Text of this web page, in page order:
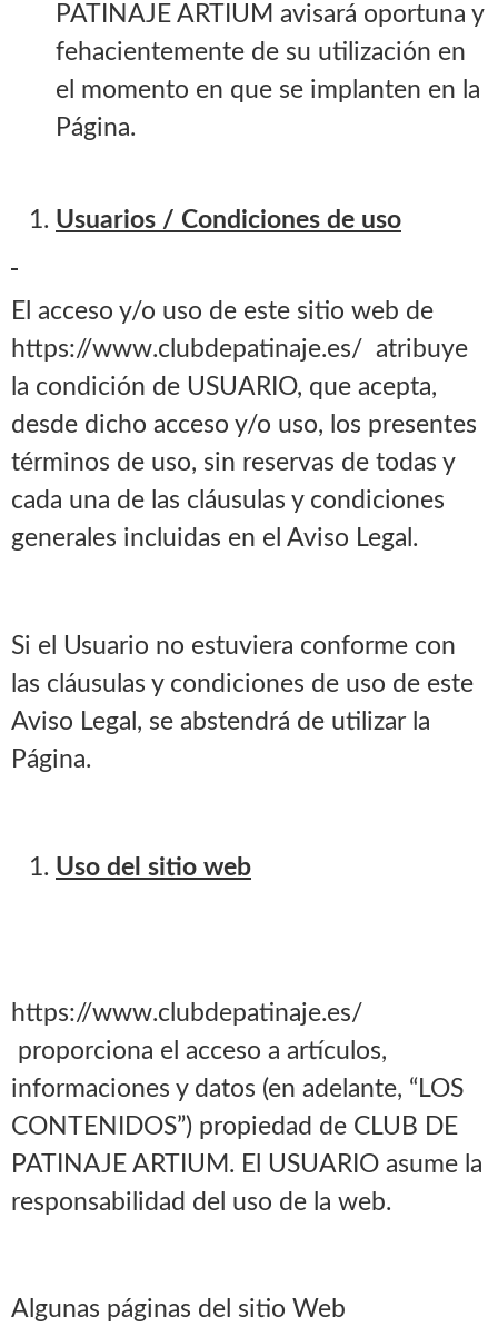
PATINAJE ARTIUM avisará oportuna y
fehacientemente de su utilización en
el momento en que se implanten en la
Página.
Usuarios / Condiciones de uso
El acceso y/o uso de este sitio web de
https://www.clubdepatinaje.es/ atribuye
la condición de USUARIO, que acepta,
desde dicho acceso y/o uso, los presentes
términos de uso, sin reservas de todas y
cada una de las cláusulas y condiciones
generales incluidas en el Aviso Legal.
Si el Usuario no estuviera conforme con
las cláusulas y condiciones de uso de este
Aviso Legal, se abstendrá de utilizar la
Página.
Uso del sitio web
https://www.clubdepatinaje.es/
proporciona el acceso a artículos,
informaciones y datos (en adelante, “LOS
CONTENIDOS”) propiedad de CLUB DE
PATINAJE ARTIUM. El USUARIO asume la
responsabilidad del uso de la web.
Algunas páginas del sitio Web